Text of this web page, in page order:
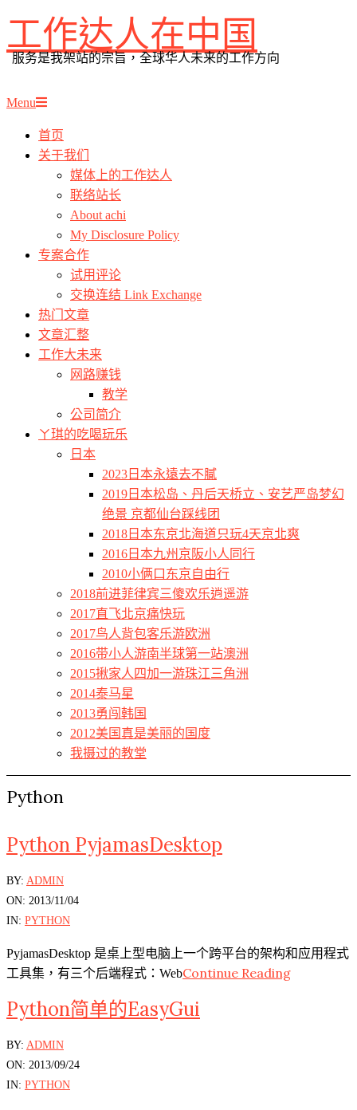
to
工作达人在中国
服务是我架站的宗旨，全球华人未来的工作方向
Primary
Menu
Menu
首页
关于我们
媒体上的工作达人
联络站长
About achi
My Disclosure Policy
专案合作
试用评论
交换连结 Link Exchange
热门文章
文章汇整
工作大未来
网路赚钱
教学
公司简介
ㄚ琪的吃喝玩乐
日本
2023日本永遠去不膩
2019日本松岛、丹后天桥立、安艺严岛梦幻
绝景 京都仙台踩线团
2018日本东京北海道只玩4天京北爽
2016日本九州京阪小人同行
2010小俩口东京自由行
2018前进菲律宾三傻欢乐逍遥游
2017直飞北京痛快玩
2017鸟人背包客乐游欧洲
2016带小人游南半球第一站澳洲
2015揪家人四加一游珠江三角洲
2014泰马星
2013勇闯韩国
2012美国真是美丽的国度
我摄过的教堂
Python
Python PyjamasDesktop
2013-
11-
04
BY: ADMIN
ON: 2013/11/04
IN: PYTHON
PyjamasDesktop 是桌上型电脑上一个跨平台的架构和应用程式
工具集，有三个后端程式：WebContinue Reading
Python简单的EasyGui
2013-
09-
24
BY: ADMIN
ON: 2013/09/24
IN: PYTHON